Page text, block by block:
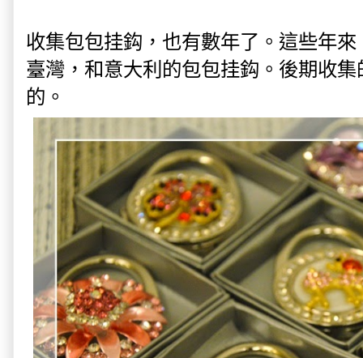
收集包包挂鈎，也有數年了。這些年
臺灣，和意大利的包包挂鈎。後期收集
的。